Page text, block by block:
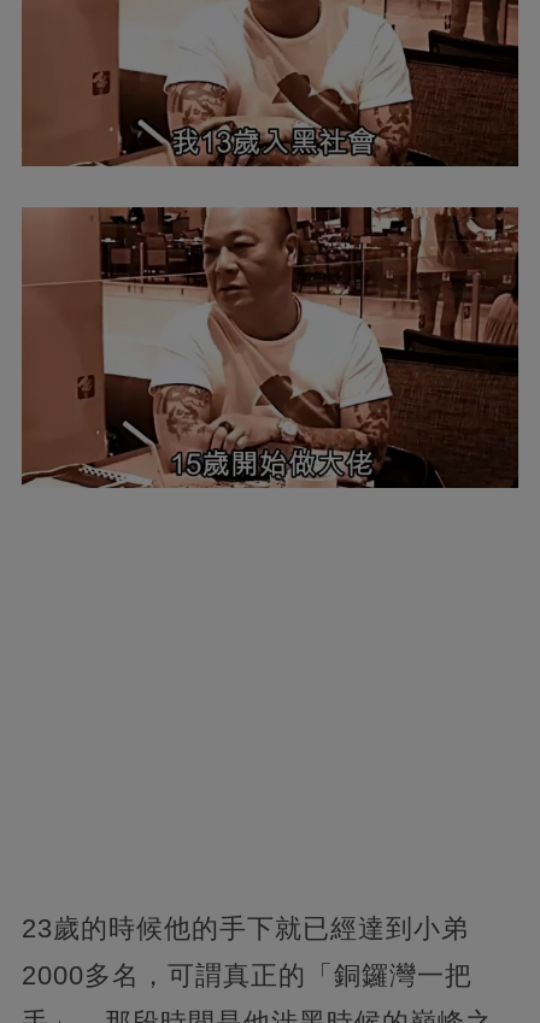
23歲的時候他的手下就已經達到小弟
2000多名，可謂真正的「銅鑼灣一把